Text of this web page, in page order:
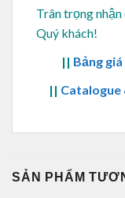
Trân trọng
Quý khách!
|| Bảng
|| Catalogue
SẢN PHẨM